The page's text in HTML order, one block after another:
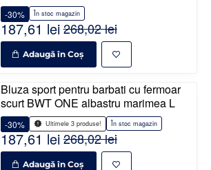
În stoc magazin
-30%
187,61 lei268,02 lei
Adaugă în Coş
Bluza sport pentru barbati cu fermoar
scurt BWT ONE albastru marimea L
Ultimele 3 produse! În stoc magazin
-30%
187,61 lei268,02 lei
Adaugă în Coş